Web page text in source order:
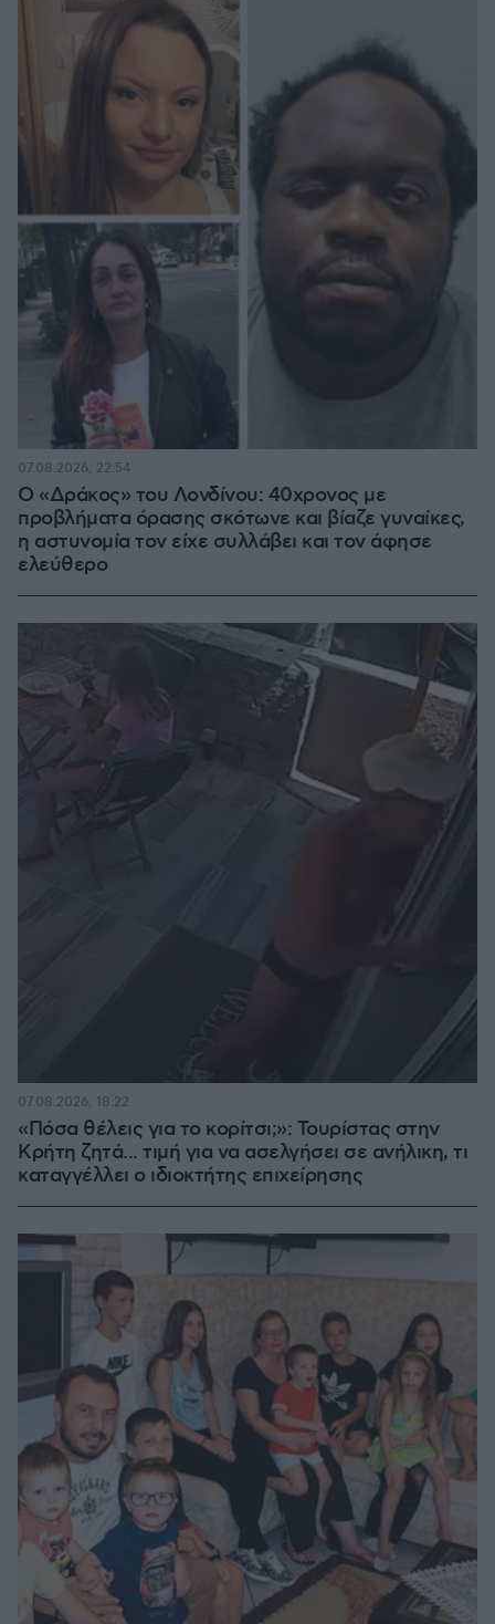
Ο «Δράκος» του Λονδίνου: 40χρονος με
προβλήματα όρασης σκότωνε και βίαζε γυναίκες,
η αστυνομία τον είχε συλλάβει και τον άφησε
ελεύθερο
07.08.2026, 22:54
«Πόσα θέλεις για το κορίτσι;»: Τουρίστας στην
Κρήτη ζητά... τιμή για να ασελγήσει σε ανήλικη, τι
καταγγέλλει ο ιδιοκτήτης επιχείρησης
07.08.2026, 18:22